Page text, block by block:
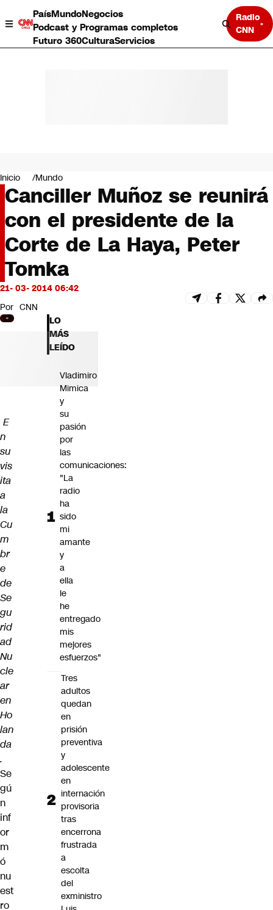
PaísMundoNegocios
Podcast y Programas completos
Futuro 360CulturaServicios
Radio
CNN
Negocios
Deportes
Programas completos
Cultura
Servicios
Bits
CNN tiempo
Futuro 360
Inicio Mundo
Canciller Muñoz se reunirá
con el presidente de la
Corte de La Haya, Peter
Tomka
21- 03- 2014 06:42
Por CNN
E
n
su
vis
ita
a
la
Cu
m
br
e
de
Se
gu
rid
ad
Nu
cle
ar
en
Ho
lan
da
.
Se
gú
n
inf
or
m
ó
nu
est
ro
LO
MÁS
LEÍDO
Vladimiro
Mimica
y
su
pasión
por
las
comunicaciones:
"La
radio
ha
sido
mi
amante
y
a
ella
le
he
entregado
mis
mejores
esfuerzos"
Tres
adultos
quedan
en
prisión
preventiva
y
adolescente
en
internación
provisoria
tras
encerrona
frustrada
a
escolta
del
exministro